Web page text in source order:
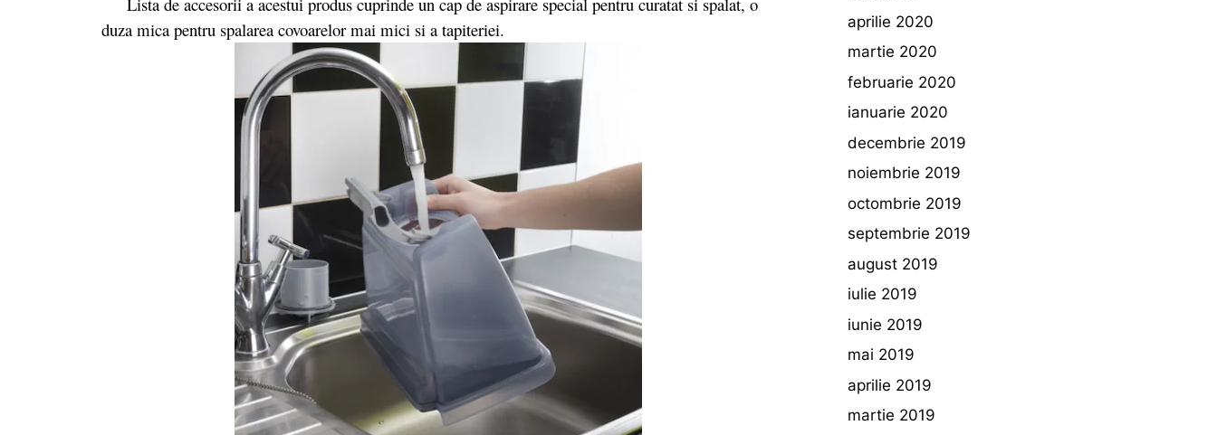
duza mica pentru spalarea covoarelor mai mici si a tapiteriei.
aprilie 2020
martie 2020
februarie 2020
ianuarie 2020
decembrie 2019
noiembrie 2019
octombrie 2019
septembrie 2019
august 2019
iulie 2019
iunie 2019
mai 2019
aprilie 2019
martie 2019